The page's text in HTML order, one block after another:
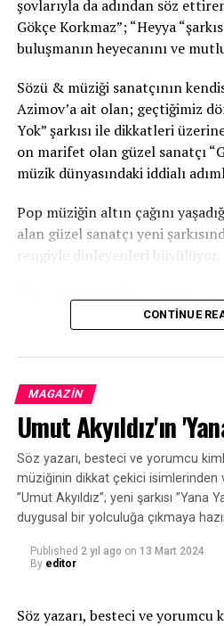
şovlarıyla da adından söz
Gökçe Korkmaz”; “Heyya
buluşmanın heyecanını ve
Sözü & müziği sanatçının
Azimov’a ait olan; geçtiğimiz
Yok” şarkısı ile dikkatleri
on marifet olan güzel sanatçı
müzik dünyasındaki iddialı
Pop müziğin altın çağını
alan güzel sanatçı yeni
rengiyle dinleyenleri büyülüyor.
“Gül Gökçe Korkmaz”ın
müziği alanında da dikkat çeken
yeni teklisi “Heyya” Cinan
platformlarda ve klibi NetD
Kaynak: (BYZHA) Beyaz Haber
CONTINUE
MAGAZIN
Umut Akyıldız'ın
Söz yazarı, besteci ve yorumcu
müziğinin dikkat çekici isimlerinden
”Umut Akyıldız”; yeni şarkısı ”Yana
duygusal bir yolculuğa çıkmaya
Published 2 yıl ago on 13 Mart 2024
By editor
Söz yazarı, besteci ve yorumcu